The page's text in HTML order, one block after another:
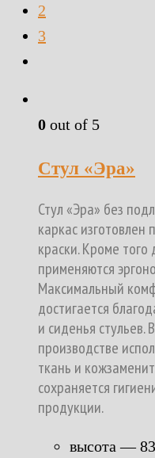
2
3
0 out of 5
Стул «Эра»
Стул «Эра» без
каркас
краски. Кроме того
применяются
Максимальный
достигается
и сиденья стульев.
производстве
ткань и
сохраняется
продукции.
высота —